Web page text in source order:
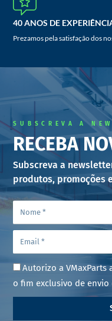
40 ANOS DE
Prezamos pela satisfação dos
SUBSCREVA A
RECEBA
Subscreva a
produtos, promoções
Autorizo a
o fim exclusivo de